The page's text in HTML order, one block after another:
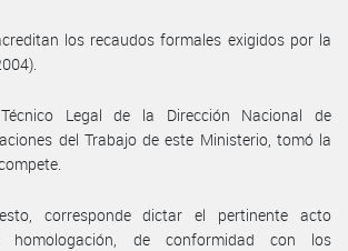
los recaudos formales exigidos por la
Legal de la Dirección Nacional de
del Trabajo de este Ministerio, tomó la
corresponde dictar el pertinente acto
homologación, de conformidad con los